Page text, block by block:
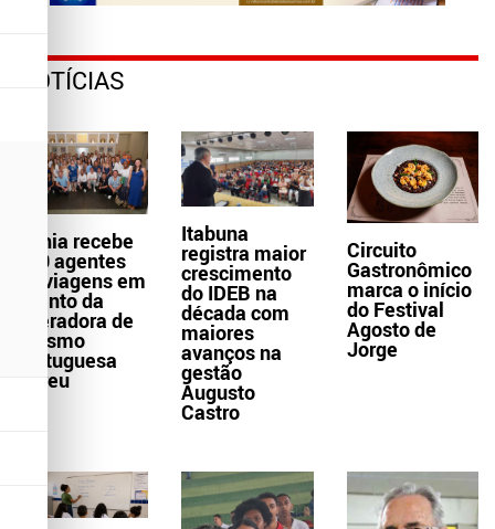
NOTÍCIAS
Bahia recebe
300 agentes
de viagens em
evento da
operadora de
turismo
portuguesa
Abreu
Itabuna
registra maior
crescimento
do IDEB na
década com
maiores
avanços na
gestão
Augusto
Castro
Circuito
Gastronômico
marca o início
do Festival
Agosto de
Jorge